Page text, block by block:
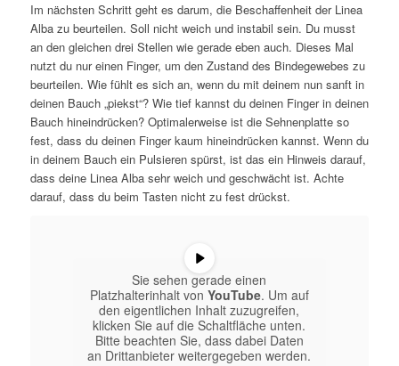
Im nächsten Schritt geht es darum, die Beschaffenheit der Linea
Alba zu beurteilen. Soll nicht weich und instabil sein. Du musst
an den gleichen drei Stellen wie gerade eben auch. Dieses Mal
nutzt du nur einen Finger, um den Zustand des Bindegewebes zu
beurteilen. Wie fühlt es sich an, wenn du mit deinem nun sanft in
deinen Bauch „piekst“? Wie tief kannst du deinen Finger in deinen
Bauch hineindrücken? Optimalerweise ist die Sehnenplatte so
fest, dass du deinen Finger kaum hineindrücken kannst. Wenn du
in deinem Bauch ein Pulsieren spürst, ist das ein Hinweis darauf,
dass deine Linea Alba sehr weich und geschwächt ist. Achte
darauf, dass du beim Tasten nicht zu fest drückst.
Sie sehen gerade einen
Platzhalterinhalt von YouTube. Um auf
den eigentlichen Inhalt zuzugreifen,
klicken Sie auf die Schaltfläche unten.
Bitte beachten Sie, dass dabei Daten
an Drittanbieter weitergegeben werden.